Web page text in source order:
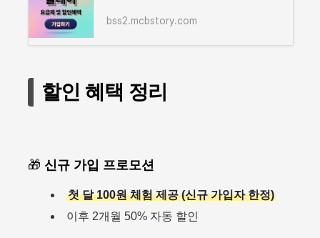
bss2.mcbstory.com
할인 혜택 정리
🎁 신규 가입 프로모션
첫 달 100원 체험 제공 (신규 가입자 한정)
이후 2개월 50% 자동 할인